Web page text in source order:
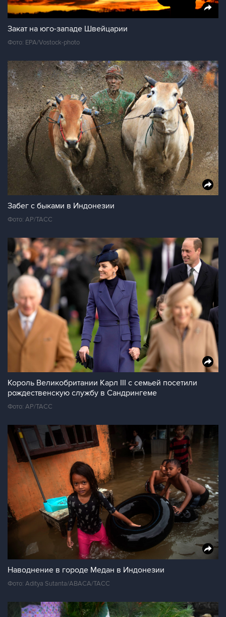
Закат на юго-западе Швейцарии
Фото: EPA/Vostock-photo
Забег с быками в Индонезии
Фото: АР/ТАСС
Король Великобритании Карл III с семьей посетили
рождественскую службу в Сандрингеме
Фото: АР/ТАСС
Наводнение в городе Медан в Индонезии
Фото: Aditya Sutanta/ABACA/ТАСС